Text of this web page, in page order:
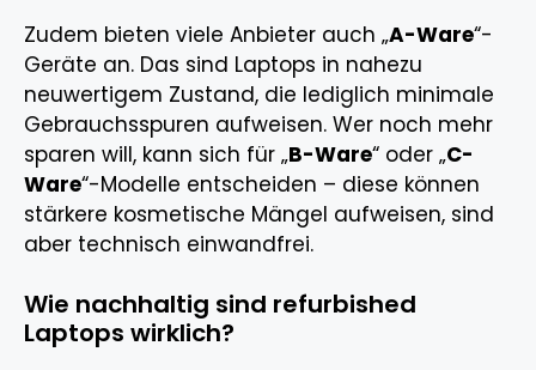
Zudem bieten viele Anbieter auch „A-Ware“-
Geräte an. Das sind Laptops in nahezu
neuwertigem Zustand, die lediglich minimale
Gebrauchsspuren aufweisen. Wer noch mehr
sparen will, kann sich für „B-Ware“ oder „C-
Ware“-Modelle entscheiden – diese können
stärkere kosmetische Mängel aufweisen, sind
aber technisch einwandfrei.
Wie nachhaltig sind refurbished
Laptops wirklich?